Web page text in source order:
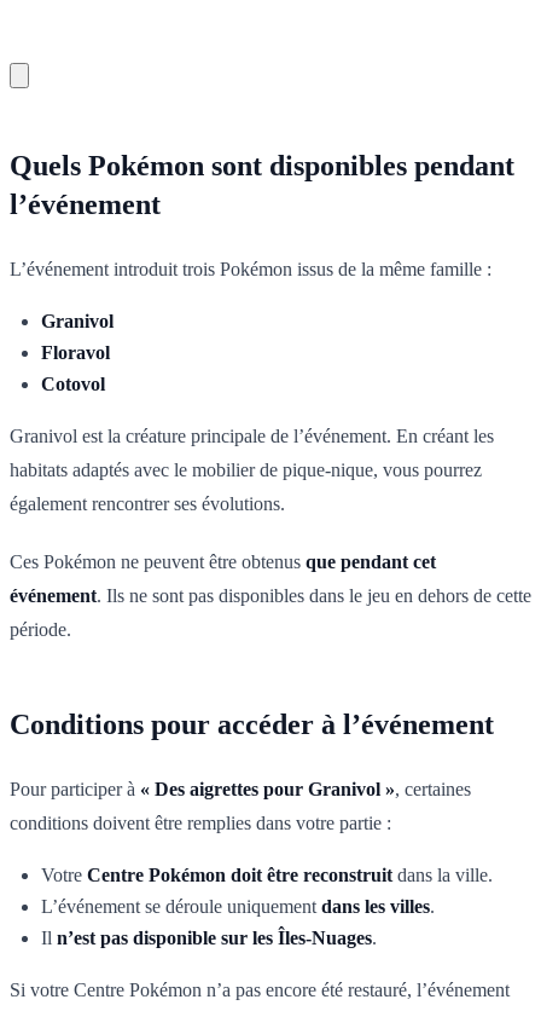
Quels Pokémon sont disponibles pendant
l’événement
L’événement introduit trois Pokémon issus de la même famille :
Granivol
Floravol
Cotovol
Granivol est la créature principale de l’événement. En créant les
habitats adaptés avec le mobilier de pique-nique, vous pourrez
également rencontrer ses évolutions.
Ces Pokémon ne peuvent être obtenus que pendant cet
événement. Ils ne sont pas disponibles dans le jeu en dehors de cette
période.
Conditions pour accéder à l’événement
Pour participer à « Des aigrettes pour Granivol », certaines
conditions doivent être remplies dans votre partie :
Votre Centre Pokémon doit être reconstruit dans la ville.
L’événement se déroule uniquement dans les villes.
Il n’est pas disponible sur les Îles-Nuages.
Si votre Centre Pokémon n’a pas encore été restauré, l’événement